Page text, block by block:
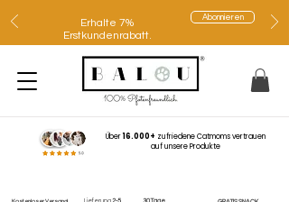
Erhalte 7%
Erstkundenrabatt.
Abonnieren
Über16.000+ zufriedene Catmoms vertrauen
auf unsere Produkte